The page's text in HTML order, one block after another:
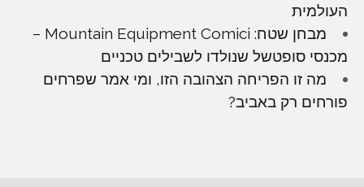
העולמית
מבחן שטח: Mountain Equipment Comici –
מכנסי סופטשל שנולדו לשבילים טכניים
מה זו הפריחה הצהובה הזו, ומי אמר שפרחים
פורחים רק באביב?